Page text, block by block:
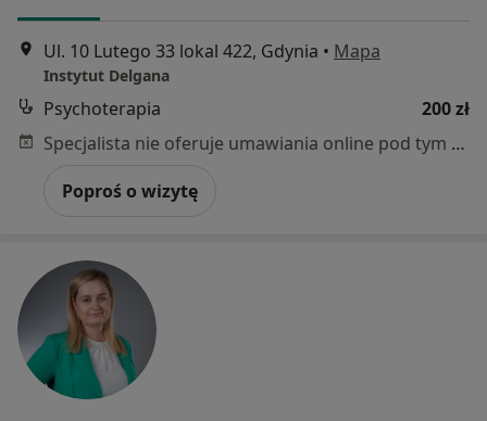
Ul. 10 Lutego 33 lokal 422, Gdynia • Mapa
Instytut Delgana
Psychoterapia
200 zł
Specjalista nie oferuje umawiania online pod tym adresem.
Poproś o wizytę